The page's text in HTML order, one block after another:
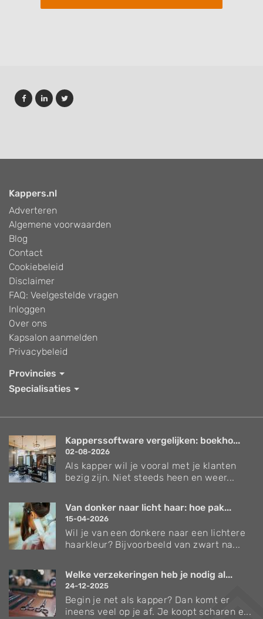
Kappers.nl
Adverteren
Algemene voorwaarden
Blog
Contact
Cookiebeleid
Disclaimer
FAQ: Veelgestelde vragen
Inloggen
Over ons
Kapsalon aanmelden
Privacybeleid
Provincies
Specialisaties
Kapperssoftware vergelijken: boekho...
02-08-2026
Als kapper wil je vooral met je klanten
bezig zijn. Niet steeds heen en weer...
Van donker naar licht haar: hoe pak...
15-04-2026
Wil je van een donkere naar een lichtere
haarkleur? Bijvoorbeeld van zwart na...
Welke verzekeringen heb je nodig al...
24-12-2025
Begin je net als kapper? Dan komt er
ineens veel op je af. Je koopt scharen e...